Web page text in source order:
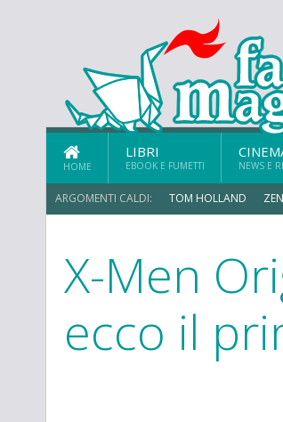
HOME
LIBRI
EBOOK E FUMETTI NEWS E
ARGOMENTI CALDI: TOM HOLLAND
X-Men
ecco il